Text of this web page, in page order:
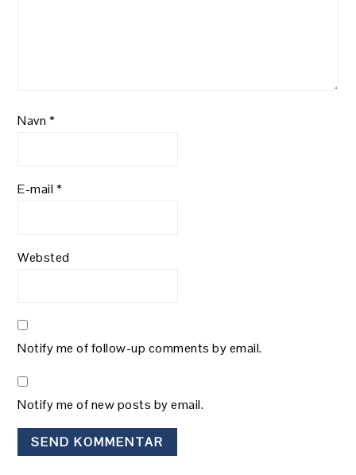
Navn *
E-mail*
Websted
Notify me of follow-up comments by email.
Notify me of new posts by email.